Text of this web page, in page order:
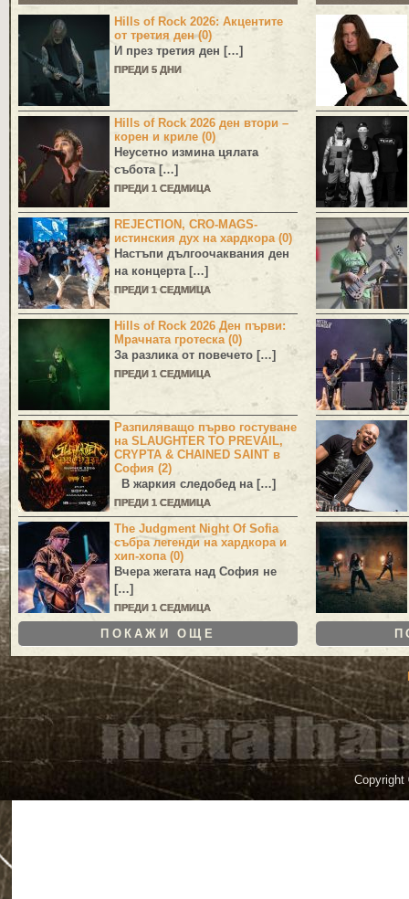
Hills of Rock 2026: Акцентите
от третия ден (0)
И през третия ден […]
ПРЕДИ 5 ДНИ
Hills of Rock 2026 ден втори –
корен и криле (0)
Неусетно измина цялата
събота […]
ПРЕДИ 1 СЕДМИЦА
REJECTION, CRO-MAGS-
истинския дух на хардкора (0)
Настъпи дългоочаквания ден
на концерта […]
ПРЕДИ 1 СЕДМИЦА
Hills of Rock 2026 Ден първи:
Мрачната гротеска (0)
За разлика от повечето […]
ПРЕДИ 1 СЕДМИЦА
Разпиляващо първо гостуване
на SLAUGHTER TO PREVAIL,
CRYPTA & CHAINED SAINT в
София (2)
В жаркия следобед на […]
ПРЕДИ 1 СЕДМИЦА
The Judgment Night Of Sofia
събра легенди на хардкора и
хип-хопа (0)
Вчера жегата над София не
[…]
ПРЕДИ 1 СЕДМИЦА
ПОКАЖИ ОЩЕ